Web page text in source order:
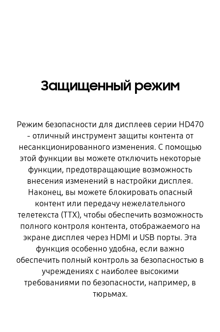
Защищенный режим
Режим безопасности для дисплеев серии HD470
- отличный инструмент защиты контента от
несанкционированного изменения. С помощью
этой функции вы можете отключить некоторые
функции, предотвращающие возможность
внесения изменений в настройки дисплея.
Наконец, вы можете блокировать опасный
контент или передачу нежелательного
телетекста (TTX), чтобы обеспечить возможность
полного контроля контента, отображаемого на
экране дисплея через HDMI и USB порты. Эта
функция особенно удобна, если важно
обеспечить полный контроль за безопасностью в
учреждениях с наиболее высокими
требованиями по безопасности, например, в
тюрьмах.